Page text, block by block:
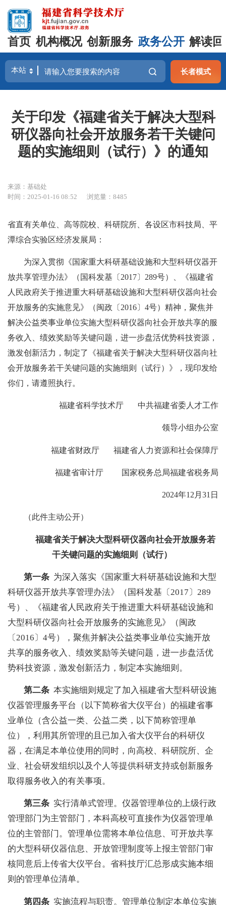
首页 机构概况 创新服务 政务公开 解读
长者模式
关于印发《福建省关于解决大型科
研仪器向社会开放服务若干关键问
题的实施细则（试行）》的通知
来源：基础处
时间：2025-01-16 08:52
浏览量：8485
省直有关单位、高等院校、科研院所、各设区市科技局、平
潭综合实验区经济发展局：
为深入贯彻《国家重大科研基础设施和大型科研仪器开
放共享管理办法》（国科发基〔2017〕289号）、《福建省
人民政府关于推进重大科研基础设施和大型科研仪器向社会
开放服务的实施意见》（闽政〔2016〕4号）精神，聚焦并
解决公益类事业单位实施大型科研仪器向社会开放共享的服
务收入、绩效奖励等关键问题，进一步盘活优势科技资源，
激发创新活力，制定了《福建省关于解决大型科研仪器向社
会开放服务若干关键问题的实施细则（试行）》，现印发给
你们，请遵照执行。
福建省科学技术厅 中共福建省委人才工作
领导小组办公室
福建省财政厅 福建省人力资源和社会保障厅
福建省审计厅 国家税务总局福建省税务局
2024年12月31日
（此件主动公开）
福建省关于解决大型科研仪器向社会开放服务若
干关键问题的实施细则（试行）
第一条 为深入落实《国家重大科研基础设施和大型
科研仪器开放共享管理办法》（国科发基〔2017〕289
号）、《福建省人民政府关于推进重大科研基础设施和
大型科研仪器向社会开放服务的实施意见》（闽政
〔2016〕4号），聚焦并解决公益类事业单位实施开放
共享的服务收入、绩效奖励等关键问题，进一步盘活优
势科技资源，激发创新活力，制定本实施细则。
第二条 本实施细则规定了加入福建省大型科研设施
仪器管理服务平台（以下简称省大仪平台）的福建省事
业单位（含公益一类、公益二类，以下简称管理单
位），利用其所管理的且已加入省大仪平台的科研仪
器，在满足本单位使用的同时，向高校、科研院所、企
业、社会研发组织以及个人等提供科研支持或创新服务
取得服务收入的有关事项。
第三条 实行清单式管理。仪器管理单位的上级行政
管理部门为主管部门，本科高校可直接作为仪器管理单
位的主管部门。管理单位需将本单位信息、可开放共享
的大型科研仪器信息、开放管理制度等上报主管部门审
核同意后上传省大仪平台。省科技厅汇总形成实施本细
则的管理单位清单。
第四条 实施流程与职责。管理单位制定本单位实施